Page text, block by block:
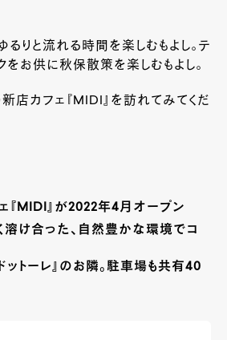
りと流れる時間を楽しむもよし。テ
をお供に秋保散策を楽しむもよし。
店カフェ『MIDI』を訪れてみてくだ
『MIDI』が2022年4月オープン
溶け合った、自然豊かな環境でコ
ットーレ』のお隣。駐車場も共有 40